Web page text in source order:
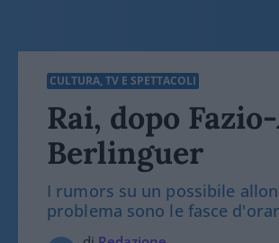
CULTURA, TV E SPETTACOLI
Rai, dopo
Berlinguer
I rumors su un possibile
problema sono le fasce